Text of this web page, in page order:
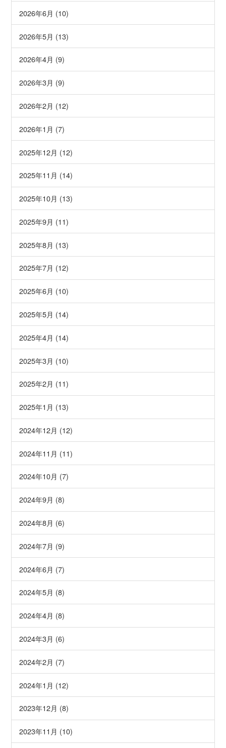
2026年6月 (10)
2026年5月 (13)
2026年4月 (9)
2026年3月 (9)
2026年2月 (12)
2026年1月 (7)
2025年12月 (12)
2025年11月 (14)
2025年10月 (13)
2025年9月 (11)
2025年8月 (13)
2025年7月 (12)
2025年6月 (10)
2025年5月 (14)
2025年4月 (14)
2025年3月 (10)
2025年2月 (11)
2025年1月 (13)
2024年12月 (12)
2024年11月 (11)
2024年10月 (7)
2024年9月 (8)
2024年8月 (6)
2024年7月 (9)
2024年6月 (7)
2024年5月 (8)
2024年4月 (8)
2024年3月 (6)
2024年2月 (7)
2024年1月 (12)
2023年12月 (8)
2023年11月 (10)